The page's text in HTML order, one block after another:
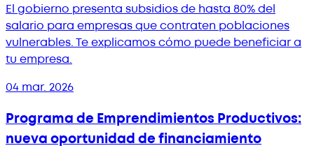
El gobierno presenta subsidios de hasta 80% del
salario para empresas que contraten poblaciones
vulnerables. Te explicamos cómo puede beneficiar a
tu empresa.
04 mar. 2026
Programa de Emprendimientos Productivos:
nueva oportunidad de financiamiento